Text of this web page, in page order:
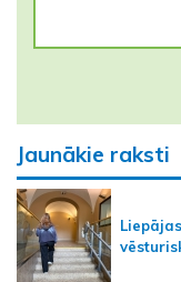
Jaunākie raksti